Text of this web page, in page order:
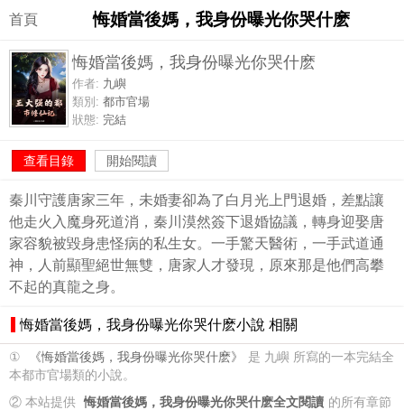
首頁 悔婚當後媽，我身份曝光你哭什麽
悔婚當後媽，我身份曝光你哭什麽
作者: 九嶼
類別: 都市官場
狀態: 完結
查看目錄 開始閱讀
秦川守護唐家三年，未婚妻卻為了白月光上門退婚，差點讓
他走火入魔身死道消，秦川漠然簽下退婚協議，轉身迎娶唐
家容貌被毀身患怪病的私生女。一手驚天醫術，一手武道通
神，人前顯聖絕世無雙，唐家人才發現，原來那是他們高攀
不起的真龍之身。
悔婚當後媽，我身份曝光你哭什麽小說 相關
① 《悔婚當後媽，我身份曝光你哭什麽》
是 九嶼 所寫的一本完結全
本都市官場類的小說。
② 本站提供 悔婚當後媽，我身份曝光你哭什麽全文閱讀 的所有章節